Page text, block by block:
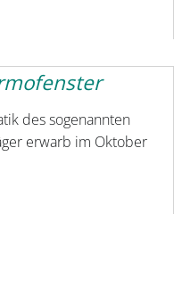
des sogenannten
erwarb im Oktober